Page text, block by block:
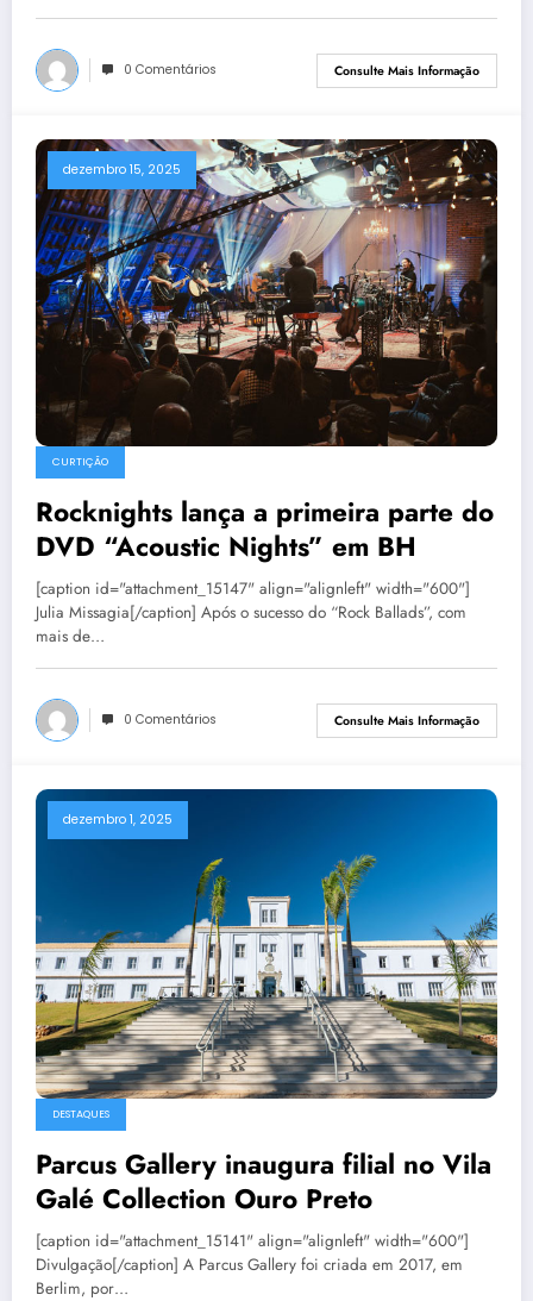
0 Comentários Consulte Mais Informação
dezembro 15, 2025
CURTIÇÃO
Rocknights lança a primeira parte do
DVD “Acoustic Nights” em BH
[caption id="attachment_15147" align="alignleft" width="600"]
Julia Missagia[/caption] Após o sucesso do “Rock Ballads”, com
mais de…
0 Comentários Consulte Mais Informação
dezembro 1, 2025
DESTAQUES
Parcus Gallery inaugura filial no Vila
Galé Collection Ouro Preto
[caption id="attachment_15141" align="alignleft" width="600"]
Divulgação[/caption] A Parcus Gallery foi criada em 2017, em
Berlim, por…